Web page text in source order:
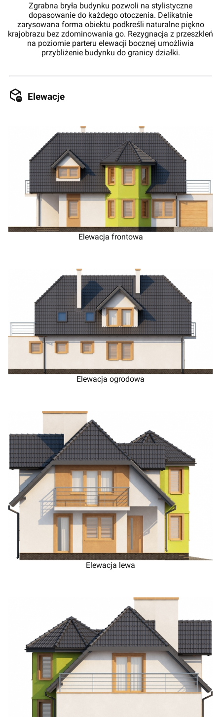
Zgrabna bryła budynku pozwoli na stylistyczne
dopasowanie do każdego otoczenia. Delikatnie
zarysowana forma obiektu podkreśli naturalne piękno
krajobrazu bez zdominowania go. Rezygnacja z przeszkleń
na poziomie parteru elewacji bocznej umożliwia
przybliżenie budynku do granicy działki.
Elewacje
Elewacja frontowa
Elewacja ogrodowa
Elewacja lewa